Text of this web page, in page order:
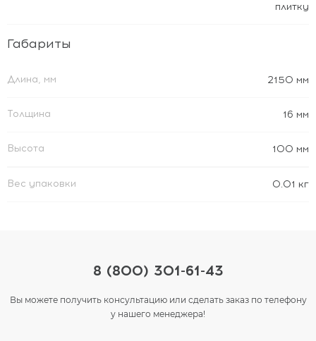
плитку
Габариты
Длина, мм 2150 мм
Толщина 16 мм
Высота 100 мм
Вес упаковки 0.01 кг
8 (800) 301-61-43
Вы можете получить консультацию или сделать заказ по телефону
у нашего менеджера!